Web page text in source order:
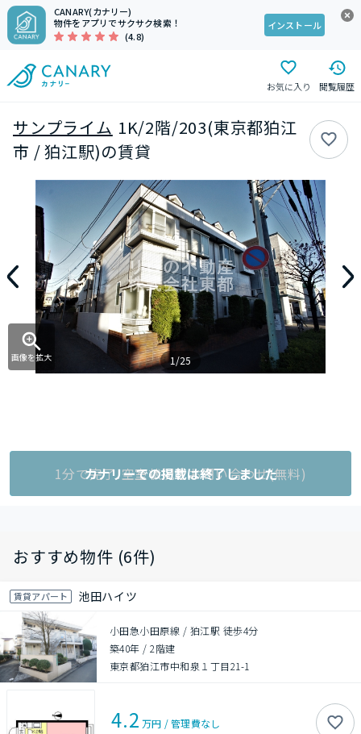
CANARY(カナリー)
物件をアプリでサクサク検索！
(4.8)
インストール
お気に入り 閲覧履歴
サンプライム 1K/2階/203(東京都狛江
市 / 狛江駅)の賃貸
画像を拡大 1/25
1分で完了!空室状況をお問い合わせ(無料)
カナリーでの掲載は終了しました
おすすめ物件 (6件)
賃貸アパート 池田ハイツ
小田急小田原線 / 狛江駅 徒歩4分
築40年 /2階建
東京都狛江市中和泉１丁目21-1
4.2 万円 /管理費なし